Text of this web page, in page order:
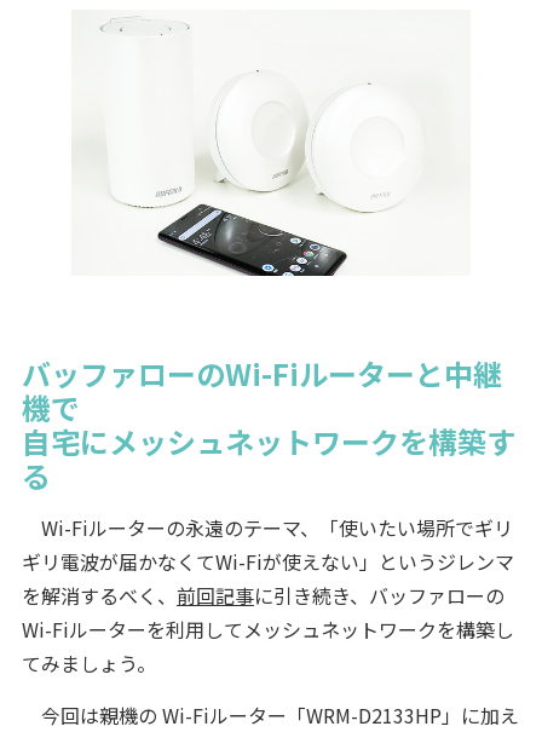
バッファローのWi-Fiルーターと中継
機で
自宅にメッシュネットワークを構築す
る
Wi-Fiルーターの永遠のテーマ、「使いたい場所でギリ
ギリ電波が届かなくてWi-Fiが使えない」というジレンマ
を解消するべく、 前回記事に引き続き、バッファローの
Wi-Fiルーターを利用してメッシュネットワークを構築し
てみましょう。
今回は親機の Wi-Fiルーター「WRM-D2133HP」に加え